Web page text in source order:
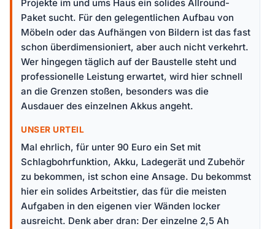
Projekte im und ums Haus ein solides Allround-
Paket sucht. Für den gelegentlichen Aufbau von
Möbeln oder das Aufhängen von Bildern ist das fast
schon überdimensioniert, aber auch nicht verkehrt.
Wer hingegen täglich auf der Baustelle steht und
professionelle Leistung erwartet, wird hier schnell
an die Grenzen stoßen, besonders was die
Ausdauer des einzelnen Akkus angeht.
UNSER URTEIL
Mal ehrlich, für unter 90 Euro ein Set mit
Schlagbohrfunktion, Akku, Ladegerät und Zubehör
zu bekommen, ist schon eine Ansage. Du bekommst
hier ein solides Arbeitstier, das für die meisten
Aufgaben in den eigenen vier Wänden locker
ausreicht. Denk aber dran: Der einzelne 2,5 Ah